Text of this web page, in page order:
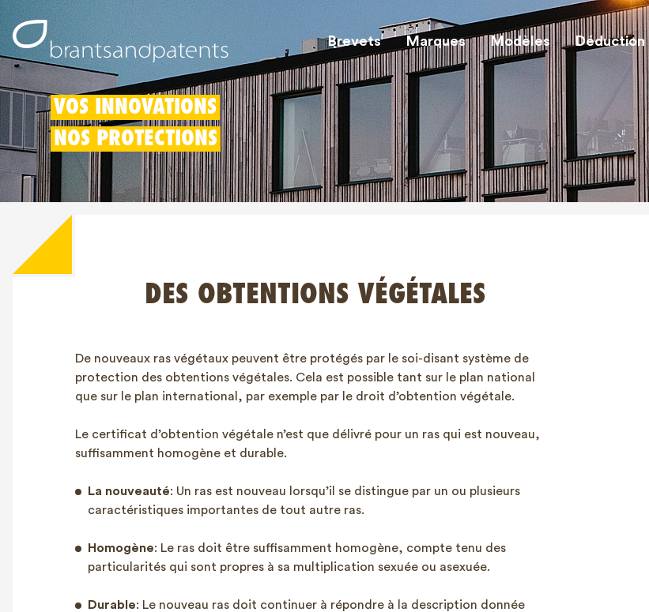
Brevets Marques Modèles Déduction
VOS INNOVATIONS
NOS PROTECTIONS
DES OBTENTIONS VÉGÉTALES
De nouveaux ras végétaux peuvent être protégés par le soi-disant système de
protection des obtentions végétales. Cela est possible tant sur le plan national
que sur le plan international, par exemple par le droit d’obtention végétale.
Le certificat d’obtention végétale n’est que délivré pour un ras qui est nouveau,
suffisamment homogène et durable.
La nouveauté: Un ras est nouveau lorsqu’il se distingue par un ou plusieurs
caractéristiques importantes de tout autre ras.
Homogène: Le ras doit être suffisamment homogène, compte tenu des
particularités qui sont propres à sa multiplication sexuée ou asexuée.
Durable: Le nouveau ras doit continuer à répondre à la description donnée